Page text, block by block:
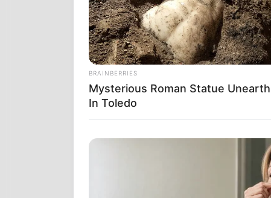
ΚΑΛΑ, ΠΑΝΤΑ
ΒΑΘΜΟ!Ο
ΗΠΑ!! ΝΑΙ
Ο
ΑΠΛΑ ΤΟΝ
BRAINBERRIES
Mysterious Roman Statue
In Toledo